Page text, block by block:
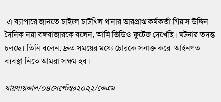
এ ব্যাপারে জানতে চাইলে চাটখিল থানার ভারপ্রাপ্ত কর্মকর্তা গিয়াস উদ্দিন
দৈনিক নয়া বঙ্গবাজারকে বলেন, আমি ভিডিও ফুটেজ দেখেছি। ঘটনার তদন্ত
চলছে। তিনি বলেন, দ্রুত সময়ের মধ্যে চোরকে সনাক্ত করে আইনগত
ব্যবস্থা নিতে আমরা সক্ষম হব।
যায়যায়কাল/০৪সেপ্টেম্বর২০২২/কেএম